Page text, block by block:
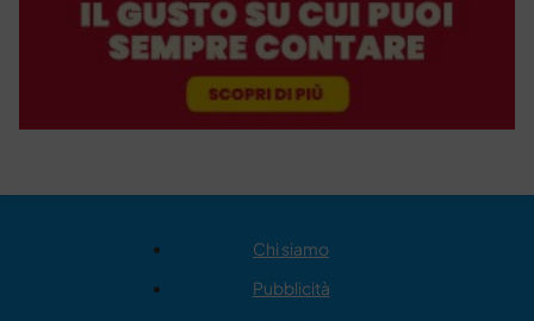
Chi siamo
Pubblicità